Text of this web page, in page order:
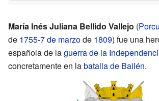
María Inés Juliana Bellido Vallejo (
de 1755-7 de marzode 1809) fue una
española de laguerra de la
concretamente en labatalla de Bailén.